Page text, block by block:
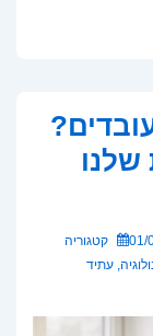
שלנו
01/
קטגוריה
, עתיד